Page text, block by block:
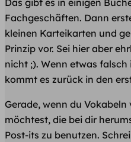
Das gibt es in einigen
Fachgeschäften. Dann
kleinen Karteikarten und
Prinzip vor. Sei hier aber
nicht ;). Wenn etwas
kommt es zurück in den
Gerade, wenn du
möchtest, die bei dir
Post-its zu benutzen.